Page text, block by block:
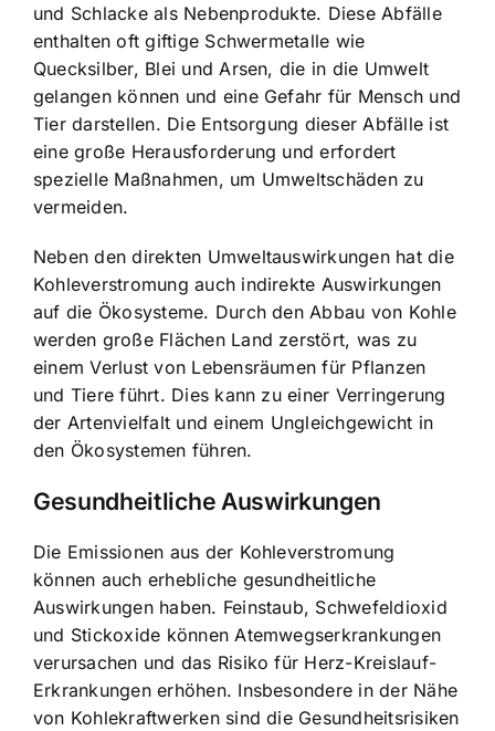
und Schlacke als Nebenprodukte. Diese Abfälle
enthalten oft giftige Schwermetalle wie
Quecksilber, Blei und Arsen, die in die Umwelt
gelangen können und eine Gefahr für Mensch und
Tier darstellen. Die Entsorgung dieser Abfälle ist
eine große Herausforderung und erfordert
spezielle Maßnahmen, um Umweltschäden zu
vermeiden.
Neben den direkten Umweltauswirkungen hat die
Kohleverstromung auch indirekte Auswirkungen
auf die Ökosysteme. Durch den Abbau von Kohle
werden große Flächen Land zerstört, was zu
einem Verlust von Lebensräumen für Pflanzen
und Tiere führt. Dies kann zu einer Verringerung
der Artenvielfalt und einem Ungleichgewicht in
den Ökosystemen führen.
Gesundheitliche Auswirkungen
Die Emissionen aus der Kohleverstromung
können auch erhebliche gesundheitliche
Auswirkungen haben. Feinstaub, Schwefeldioxid
und Stickoxide können Atemwegserkrankungen
verursachen und das Risiko für Herz-Kreislauf-
Erkrankungen erhöhen. Insbesondere in der Nähe
von Kohlekraftwerken sind die Gesundheitsrisiken